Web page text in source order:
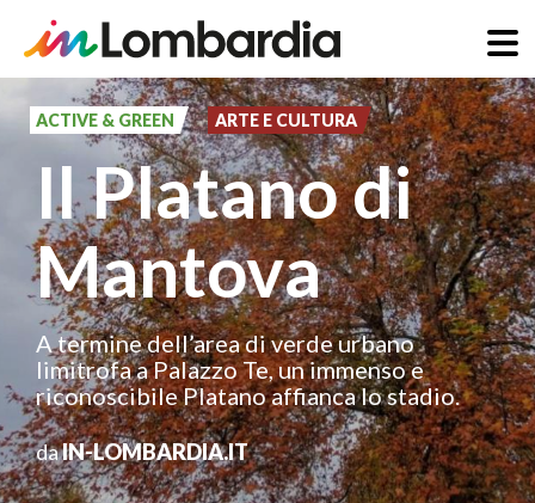
al
principale
ACTIVE & GREEN ARTE E CULTURA
Il Platano di
Mantova
A termine dell’area di verde urbano
limitrofa a Palazzo Te, un immenso e
riconoscibile Platano affianca lo stadio.
daIN-LOMBARDIA.IT